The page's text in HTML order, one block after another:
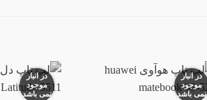
در انبار
موجود
نمی باشد
در انبار
موجود
نمی باشد